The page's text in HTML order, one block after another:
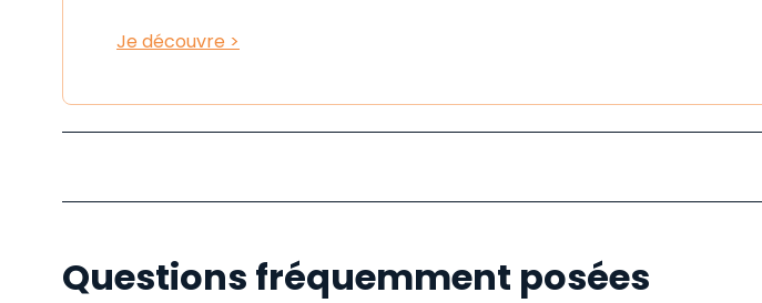
Je découvre >
Questions fréquemment posées